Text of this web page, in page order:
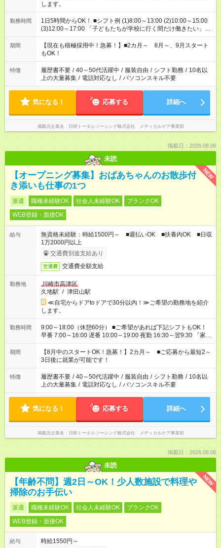
します。
勤務時間
1日5時間からOK！ ■シフト例 (1)8:00～13:00 (2)10:00～15:00
(3)12:00～17:00 「子どもたちが学校に行く間だけ働きたい」
「余裕を持って夕飯の準備がしたい」 「午前中は働いて、午後
はプライベートの時間にしたい」 など、ご希望を教えてくださ
いね。 ※Wワーク希望の方へ 今ご覧のお仕事で希望する勤務時
間と、もう1つのお仕事の勤務時間。 合計で週40時間を超える
場合は応募できません。
期間
【現在も積極採用中！急募！】■2カ月～ 8月～、9月スタート
もOK！
特徴 履歴書不要 / 40～50代活躍中 / 服装自由 / シフト勤務 / 10名以
上の大量募集 / 電話対応なし / パソコンスキル不要
気になる！ 応募する 詳細へ
掲載元企業名 日研トータルソーシング株式会社 メディカルケア事業部
掲載日：2026.08.06
未読
NEW
【オープニング募集】おばあちゃんのお散歩付
き添いも仕事の1つ
派遣 職種未経験OK 社会人未経験OK
ブランクOK
WEB登録・面接OK
給与
無資格未経験：時給1500円～ ■週払いOK ■扶養内OK ■日収
1万2000円以上
交通費別途支給あり
交通費 交通費全額支給
勤務地
川崎市高津区
久地駅 / 津田山駅
≪自宅からドアtoドアで30分以内！≫ご希望の勤務地を紹介
します。
勤務時間
9:00～18:00（休憩60分） ■ご希望があれば下記シフトもOK！
早番 7:00～16:00 遅番 10:00～19:00 夜勤 16:30～翌9:30 「家族
と休みを合わせたい」 「余裕を持って夕飯の準備がしたい」
「できれば残業はしたくない」 など、ご希望を教えてください
ね。 ※Wワーク希望の方へ 今ご覧のお仕事で希望する勤務時間
と、もう1つのお仕事の勤務時間。 合計で週40時間を超える場
合は応募できません。
期間
【8月中のスタートOK！急募！】2カ月～ ■ご応募から最短2～
3日後に就業が可能です！
特徴 履歴書不要 / 40～50代活躍中 / 服装自由 / シフト勤務 / 10名以
上の大量募集 / 電話対応なし / パソコンスキル不要
気になる！ 応募する 詳細へ
掲載元企業名 日研トータルソーシング株式会社 メディカルケア事業部
掲載日：2026.08.06
未読
NEW
【年齢不問】週2日～OK！少人数施設で料理や
掃除のお手伝い
派遣 職種未経験OK 社会人未経験OK
ブランクOK
WEB登録・面接OK
給与
時給1550円～